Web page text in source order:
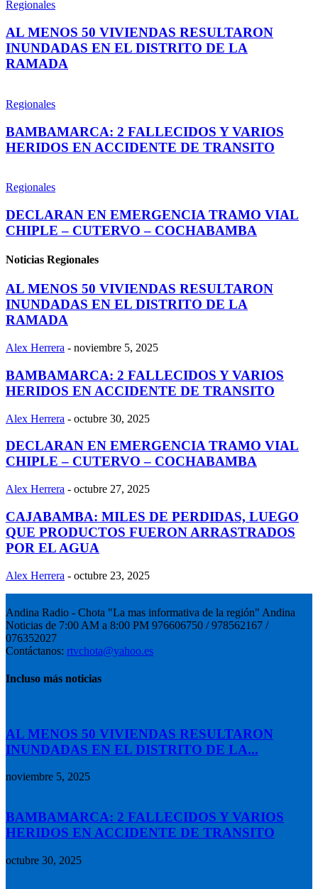
Regionales
AL MENOS 50 VIVIENDAS RESULTARON
INUNDADAS EN EL DISTRITO DE LA
RAMADA
Regionales
BAMBAMARCA: 2 FALLECIDOS Y VARIOS
HERIDOS EN ACCIDENTE DE TRANSITO
Regionales
DECLARAN EN EMERGENCIA TRAMO VIAL
CHIPLE – CUTERVO – COCHABAMBA
Noticias Regionales
AL MENOS 50 VIVIENDAS RESULTARON
INUNDADAS EN EL DISTRITO DE LA
RAMADA
Alex Herrera - noviembre 5, 2025
BAMBAMARCA: 2 FALLECIDOS Y VARIOS
HERIDOS EN ACCIDENTE DE TRANSITO
Alex Herrera - octubre 30, 2025
DECLARAN EN EMERGENCIA TRAMO VIAL
CHIPLE – CUTERVO – COCHABAMBA
Alex Herrera - octubre 27, 2025
CAJABAMBA: MILES DE PERDIDAS, LUEGO
QUE PRODUCTOS FUERON ARRASTRADOS
POR EL AGUA
Alex Herrera - octubre 23, 2025
Andina Radio - Chota "La mas informativa de la región" Andina
Noticias de 7:00 AM a 8:00 PM 976606750 / 978562167 /
076352027
Contáctanos: rtvchota@yahoo.es
Incluso más noticias
AL MENOS 50 VIVIENDAS RESULTARON
INUNDADAS EN EL DISTRITO DE LA...
noviembre 5, 2025
BAMBAMARCA: 2 FALLECIDOS Y VARIOS
HERIDOS EN ACCIDENTE DE TRANSITO
octubre 30, 2025